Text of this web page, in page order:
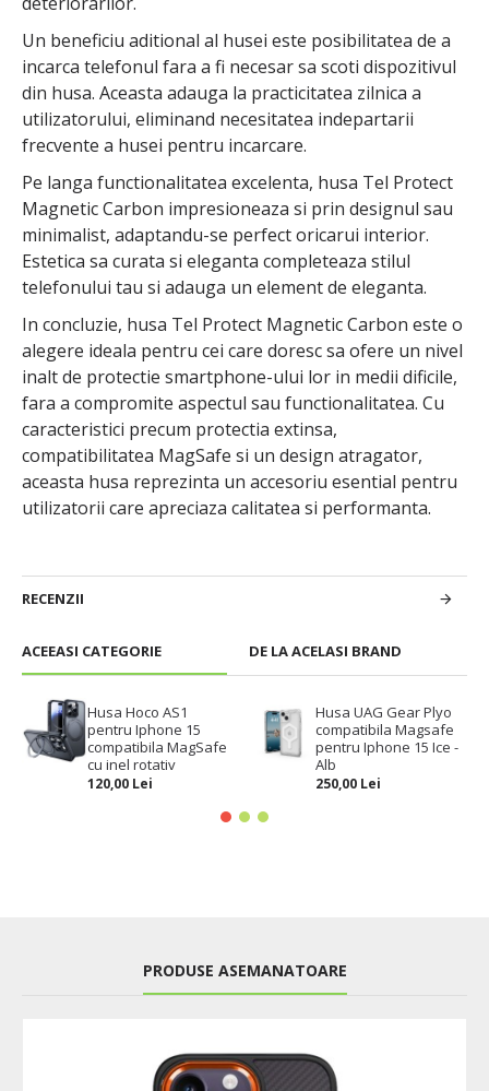
ACEEASI CATEGORIE DE LA ACELASI BRAND
Husa Hoco AS1
pentru Iphone 15
compatibila MagSafe
cu inel rotativ
120,00 Lei
Husa UAG Gear Plyo
compatibila Magsafe
pentru Iphone 15 Ice -
Alb
250,00 Lei
Un beneficiu aditional al husei este posibilitatea de a
incarca telefonul fara a fi necesar sa scoti dispozitivul
din husa. Aceasta adauga la practicitatea zilnica a
utilizatorului, eliminand necesitatea indepartarii
frecvente a husei pentru incarcare.
Pe langa functionalitatea excelenta, husa Tel Protect
Magnetic Carbon impresioneaza si prin designul sau
minimalist, adaptandu-se perfect oricarui interior.
Estetica sa curata si eleganta completeaza stilul
telefonului tau si adauga un element de eleganta.
In concluzie, husa Tel Protect Magnetic Carbon este o
alegere ideala pentru cei care doresc sa ofere un nivel
inalt de protectie smartphone-ului lor in medii dificile,
fara a compromite aspectul sau functionalitatea. Cu
caracteristici precum protectia extinsa,
compatibilitatea MagSafe si un design atragator,
aceasta husa reprezinta un accesoriu esential pentru
utilizatorii care apreciaza calitatea si performanta.
RECENZII
PRODUSE ASEMANATOARE